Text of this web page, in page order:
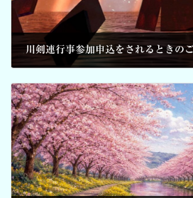
川剣連行事参加申込をされるときの